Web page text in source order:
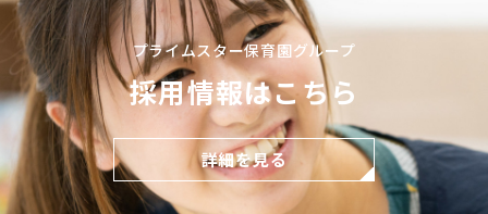
プライムスター保育園グループ
採用情報はこちら
詳細を見る